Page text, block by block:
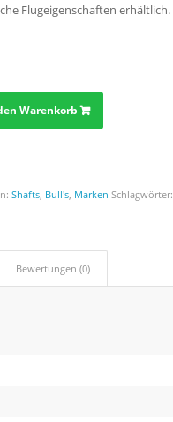
Flugeigenschaften erhältlich.
Warenkorb
Shafts Bull's Marken Schlagwörter:
Bewertungen (0)